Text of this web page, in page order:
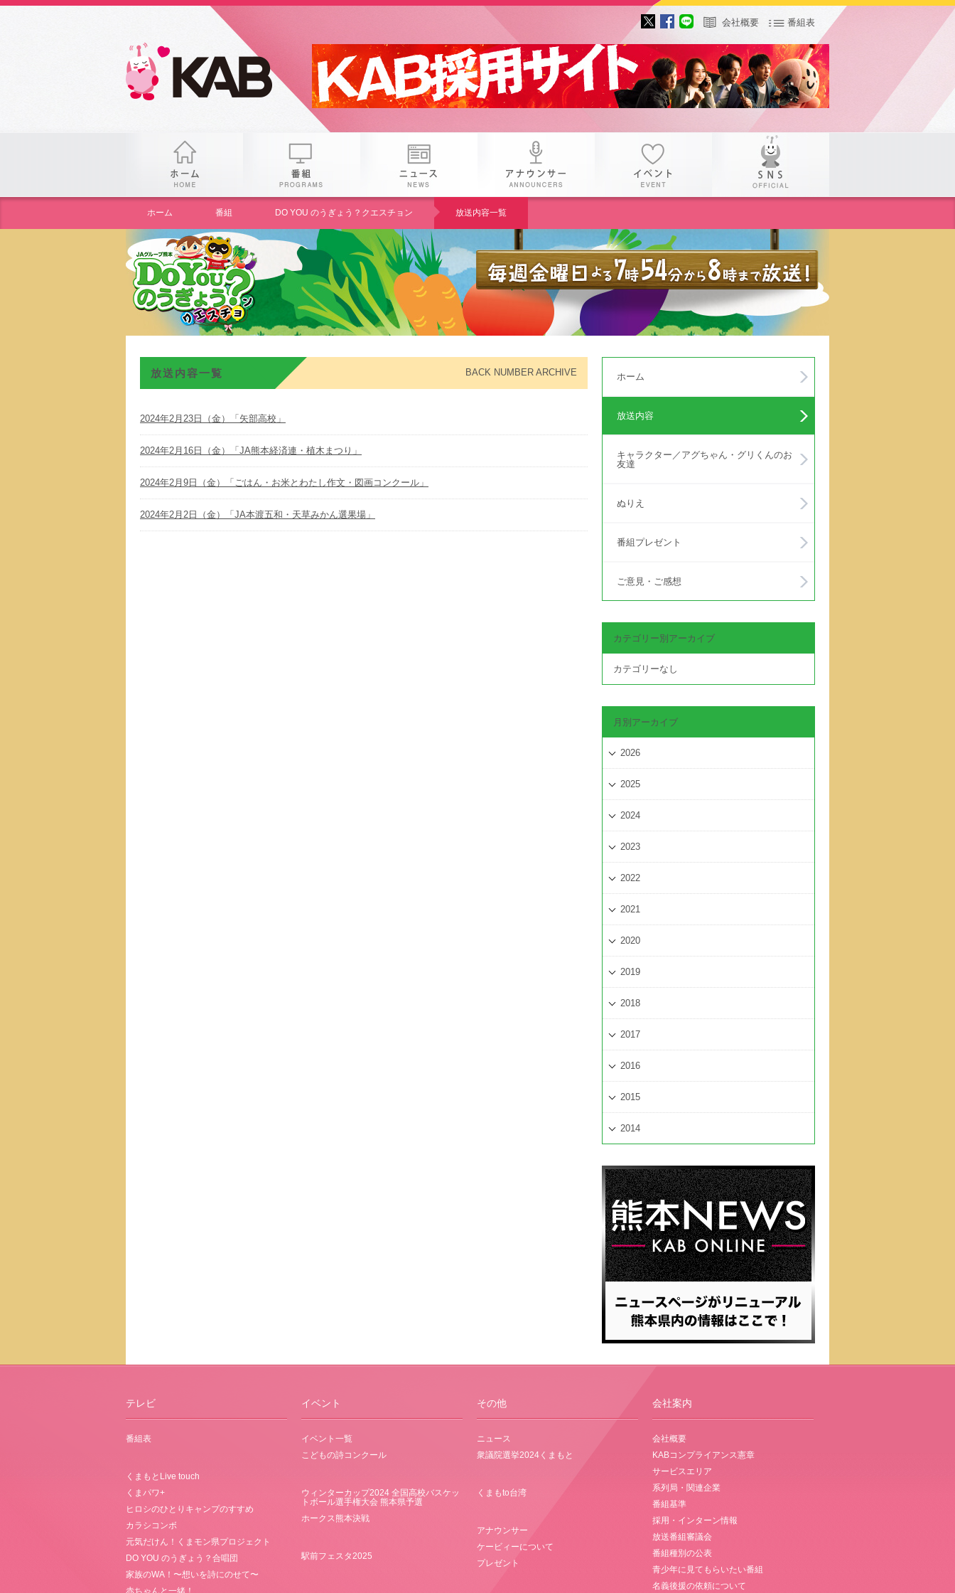
会社概要 番組表
gogo 25th KAB
ホーム 番組 DO YOU のうぎょう？クエスチョン 放送内容一覧
放送内容一覧 BACK NUMBER ARCHIVE
2024年2月23日（金）「矢部高校」
2024年2月16日（金）「JA熊本経済連・植木まつり」
2024年2月9日（金）「ごはん・お米とわたし作文・図画コンクール」
2024年2月2日（金）「JA本渡五和・天草みかん選果場」
ホーム
放送内容
キャラクター／アグちゃん・グリくんのお
友達
ぬりえ
番組プレゼント
ご意見・ご感想
カテゴリー別アーカイブ
カテゴリーなし
月別アーカイブ
2026
2025
2024
2023
2022
2021
2020
2019
2018
2017
2016
2015
2014
テレビ
番組表
くまもとLive touch
くまパワ+
ヒロシのひとりキャンプのすすめ
カラシコンボ
元気だけん！くまモン県プロジェクト
DO YOU のうぎょう？合唱団
家族のWA！〜想いを詩にのせて〜
赤ちゃんと一緒！
イベント
イベント一覧
こどもの詩コンクール
ウィンターカップ2024 全国高校バスケッ
トボール選手権大会 熊本県予選
ホークス熊本決戦
駅前フェスタ2025
その他
ニュース
衆議院選挙2024くまもと
くまもto台湾
アナウンサー
ケービィーについて
プレゼント
会社案内
会社概要
KABコンプライアンス憲章
サービスエリア
系列局・関連企業
番組基準
採用・インターン情報
放送番組審議会
番組種別の公表
青少年に見てもらいたい番組
名義後援の依頼について